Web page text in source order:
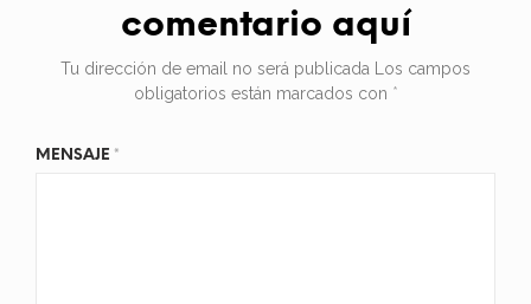
comentario aquí
Tu dirección de email no será publicada
Los campos
obligatorios están marcados con *
MENSAJE *